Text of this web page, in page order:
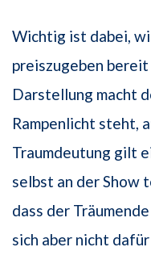
Wichtig ist dabei,
preiszugeben
Darstellung macht
Rampenlicht steht,
Traumdeutung gilt
selbst an der Show
dass der
sich aber nicht